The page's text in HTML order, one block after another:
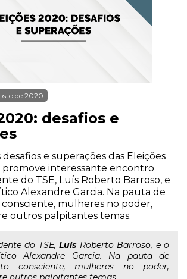
de 2020
desafios e
e superações das Eleições
promove interessante encontro
do TSE, Luís Roberto Barroso, e
Alexandre Garcia. Na pauta de
consciente, mulheres no poder,
outros palpitantes temas.
do TSE,Luís Roberto Barroso, e o
Alexandre Garcia. Na pauta de
consciente, mulheres no poder,